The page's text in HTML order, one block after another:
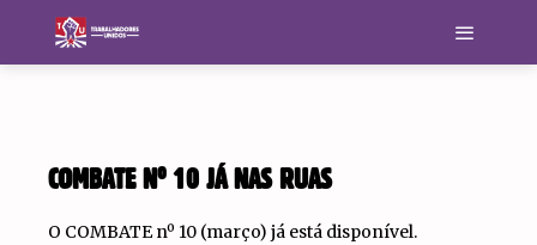
COMBATE Nº 10 JÁ NAS RUAS
O COMBATE nº 10 (março) já está disponível.